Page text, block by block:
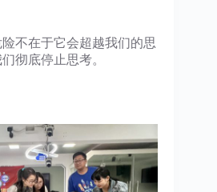
不在于它会超越我们的思
彻底停止思考。